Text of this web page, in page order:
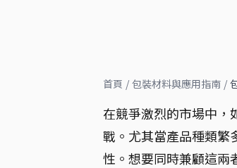
首頁 / 包裝材料與應用指南 /
在競爭激烈的市場中，
戰。尤其當產品種類繁
性。想要同時兼顧這兩